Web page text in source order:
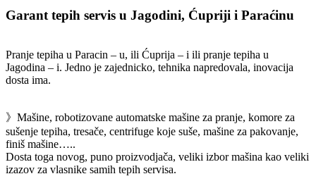
Garant tepih servis u Jagodini, Ćupriji i Paraćinu
Pranje tepiha u Paracin – u, ili Ćuprija – i ili pranje tepiha u
Jagodina – i. Jedno je zajednicko, tehnika napredovala, inovacija
dosta ima.
》Mašine, robotizovane automatske mašine za pranje, komore za
sušenje tepiha, tresače, centrifuge koje suše, mašine za pakovanje,
finiš mašine…..
Dosta toga novog, puno proizvodjača, veliki izbor mašina kao veliki
izazov za vlasnike samih tepih servisa.